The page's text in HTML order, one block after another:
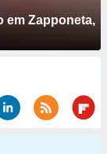
em Zapponeta,